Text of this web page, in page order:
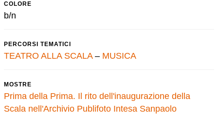
COLORE
b/n
PERCORSI TEMATICI
TEATRO ALLA SCALA– MUSICA
MOSTRE
Prima della Prima. Il rito dell'inaugurazione della
Scala nell'Archivio Publifoto Intesa Sanpaolo